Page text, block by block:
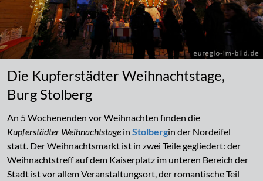
Die Kupferstädter Weihnachtstage,
Burg Stolberg
An 5 Wochenenden vor Weihnachten finden die
Kupferstädter Weihnachtstage in Stolbergin der Nordeifel
statt. Der Weihnachtsmarkt ist in zwei Teile gegliedert: der
Weihnachtstreff auf dem Kaiserplatz im unteren Bereich der
Stadt ist vor allem Veranstaltungsort, der romantische Teil